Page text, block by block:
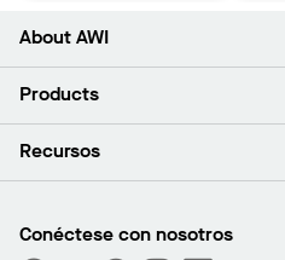
About AWI
Acerca de nosotros
Sala de prensa
Sustentabilidad
¿Cuáles son mis opciones de
Products
Plafones
Capacidades personalizadas
Recursos
Buscar un distribuidor
Conéctese con nosotros